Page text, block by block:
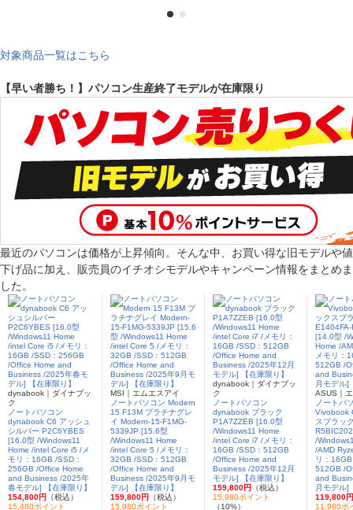
対象商品一覧はこちら
【早い者勝ち！】パソコン生産終了モデルが在庫限り
最近のパソコンは価格が上昇傾向。そんな中、お買い得な旧モデルや値
下げ品に加え、販売員のイチオシモデルやキャンペーン情報をまとめま
した。
dynabook｜ダイナブッ
ク
ノートパソコン
dynabook C6 アッシュ
シルバー P2C6YBES
[16.0型 /Windows11
Home /intel Core i5 /メ
モリ：16GB /SSD：
256GB /Office Home
and Business /2025年
春モデル] 【在庫限り】
154,800円 （税込）
15,480ポイント
MSI｜エムエスアイ
ノートパソコン Modern
15 F13M プラチナグレ
イ Modern-15-F1MG-
5339JP [15.6型
/Windows11 Home
/intel Core 5 /メモリ：
32GB /SSD：512GB
/Office Home and
Business /2025年9月モ
デル] 【在庫限り】
159,800円 （税込）
15,980ポイント
dynabook｜ダイナブッ
ク
ノートパソコン
dynabook ブラック
P1A7ZZEB [16.0型
/Windows11 Home
/intel Core i7 /メモリ：
16GB /SSD：512GB
/Office Home and
Business /2025年12月
モデル] 【在庫限り】
159,800円 （税込）
15,980ポイント
（10%）
ASUS｜
ノートパ
Vivobook
スブラッ
/
/AMD
リ：
512GB /
and
月モデル]
119,800円
11,980ポ